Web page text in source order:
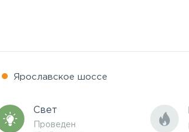
Ярославское шоссе
Свет
Проведен